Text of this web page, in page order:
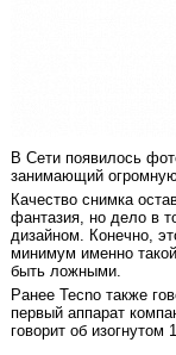
В Сети появилось
занимающий
Качество снимка
фантазия, но дело в
дизайном. Конечно,
минимум именно
быть ложными.
Ранее Tecno также
первый аппарат
говорит об